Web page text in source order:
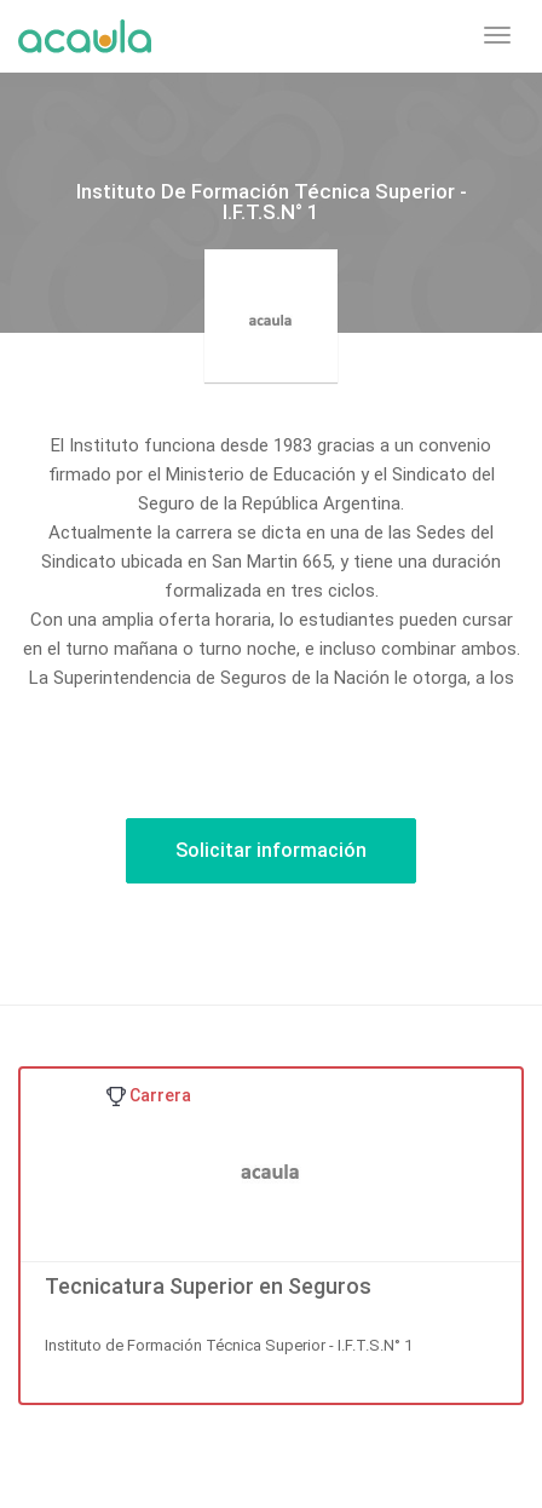
Instituto De Formación Técnica Superior -
I.F.T.S.N° 1
El Instituto funciona desde 1983 gracias a un convenio
firmado por el Ministerio de Educación y el Sindicato del
Seguro de la República Argentina.
Actualmente la carrera se dicta en una de las Sedes del
Sindicato ubicada en San Martin 665, y tiene una duración
formalizada en tres ciclos.
Con una amplia oferta horaria, lo estudiantes pueden cursar
en el turno mañana o turno noche, e incluso combinar ambos.
La Superintendencia de Seguros de la Nación le otorga, a los
Solicitar información
Tecnicatura Superior en Seguros
Instituto de Formación Técnica Superior - I.F.T.S.N° 1
Carrera